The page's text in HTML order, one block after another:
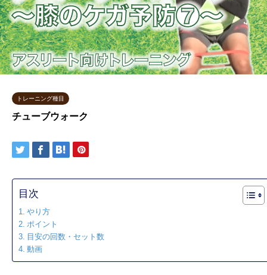
トレーニング種目
チューブウォーク
目次
やり方
ポイント
目安の回数・セット数
動画